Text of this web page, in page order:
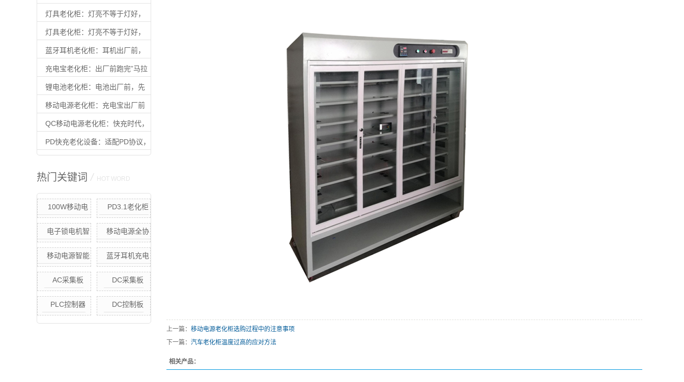
先扛住满载
灯具老化柜：灯亮不等于灯好，
老化过才算合格
灯具老化柜：灯亮不等于灯好，
老化过才算合格
蓝牙耳机老化柜：耳机出厂前，
先扛住”续航焦虑”
充电宝老化柜：出厂前跑完”马拉
松”，用户才能放心用
锂电池老化柜：电池出厂前，先
扛住时间的考验
移动电源老化柜：充电宝出厂前
的最后一道质检
QC移动电源老化柜：快充时代，
不过这关别出厂
PD快充老化设备：适配PD协议，
让快充产品出厂即可靠
热门关键词 / HOT WORD
100W移动电
源节能快充老化
柜（定制款）
PD3.1老化柜
电子锁电机智
能老化柜
移动电源全协
议快充恒温老化
柜
移动电源智能
快充.快放老化柜
(单点独立控制)
移动电源智能老
化方案
蓝牙耳机充电
采集板
AC采集板
DC采集板
PLC控制器 DC控制板
上一篇： 移动电源老化柜选购过程中的注意事项
下一篇： 汽车老化柜温度过高的应对方法
相关产品：